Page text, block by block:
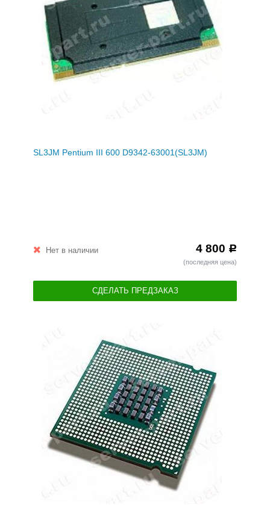
SL3JM Pentium III 600 D9342-63001(SL3JM)
Нет в наличии 4 800 Р
(последняя цена)
СДЕЛАТЬ ПРЕДЗАКАЗ